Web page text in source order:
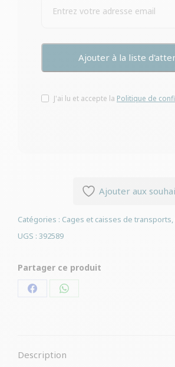
J'ai lu et accepte la Politique de
Ajouter aux
Catégories : Cages et caisses de transports,
UGS : 392589
Partager ce produit
PartagerPartager
Description